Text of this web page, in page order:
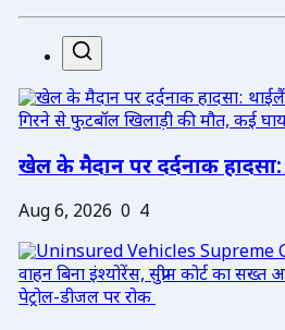
खेल के मैदान पर दर्दनाक
Aug 6, 2026 0 4